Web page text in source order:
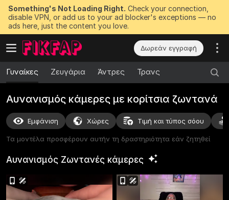
Something's Not Loading Right. Check your connection,
disable VPN, or add us to your ad blocker's exceptions — no
ads here, just the content you love.
Δωρεάν εγγραφή
Γυναίκες Ζευγάρια Άντρες Τρανς
Αυνανισμός κάμερες με κορίτσια ζωντανά
Εμφάνιση Χώρες Τιμή και τύπος σόου
Τα μοντέλα προσφέρουν αυτήν τη δραστηριότητα εάν ζητηθεί
Αυνανισμός Ζωντανές κάμερες